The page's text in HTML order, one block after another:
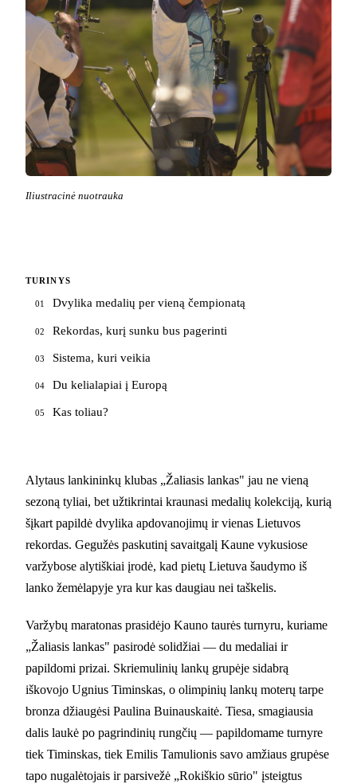
Iliustracinė nuotrauka
TURINYS
01 Dvylika medalių per vieną čempionatą
02 Rekordas, kurį sunku bus pagerinti
03 Sistema, kuri veikia
04 Du kelialapiai į Europą
05 Kas toliau?
Alytaus lankininkų klubas „Žaliasis lankas" jau ne vieną
sezoną tyliai, bet užtikrintai kraunasi medalių kolekciją, kurią
šįkart papildė dvylika apdovanojimų ir vienas Lietuvos
rekordas. Gegužės paskutinį savaitgalį Kaune vykusiose
varžybose alytiškiai įrodė, kad pietų Lietuva šaudymo iš
lanko žemėlapyje yra kur kas daugiau nei taškelis.
Varžybų maratonas prasidėjo Kauno taurės turnyru, kuriame
„Žaliasis lankas" pasirodė solidžiai — du medaliai ir
papildomi prizai. Skriemulinių lankų grupėje sidabrą
iškovojo Ugnius Timinskas, o olimpinių lankų moterų tarpe
bronza džiaugėsi Paulina Buinauskaitė. Tiesa, smagiausia
dalis laukė po pagrindinių rungčių — papildomame turnyre
tiek Timinskas, tiek Emilis Tamulionis savo amžiaus grupėse
tapo nugalėtojais ir parsivežė „Rokiškio sūrio" įsteigtus